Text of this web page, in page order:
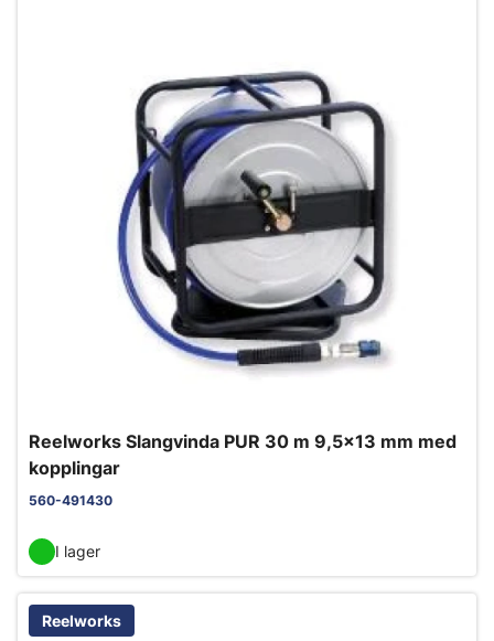
Reelworks Slangvinda PUR 30 m 9,5x13 mm med
kopplingar
560-491430
I lager
Reelworks